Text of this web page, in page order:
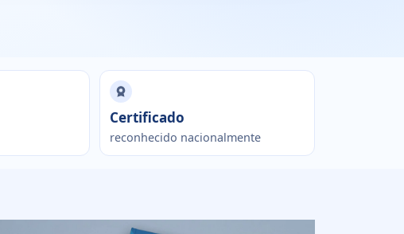
Certificado
reconhecido nacionalmente